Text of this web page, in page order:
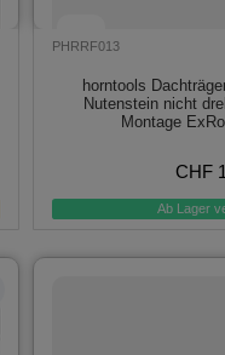
PHRRF013
horntools
Nutenstein nicht
Montage
CHF
Ab Lager